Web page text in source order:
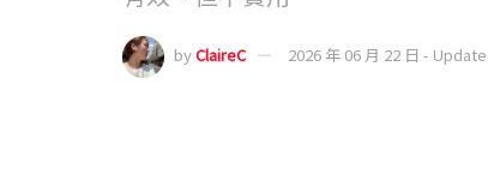
byClaireC 2026 年 06 月 22 日 -